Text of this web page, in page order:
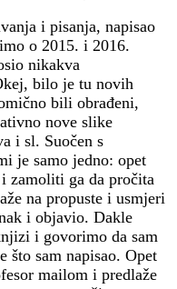
i pisanja, napisao
o 2015. i 2016.
nikakva
bilo je tu novih
bili obrađeni,
nove slike
i sl. Suočen s
je samo jedno: opet
zamoliti ga da pročita
na propuste i usmjeri
i objavio. Dakle
i govorimo da sam
što sam napisao. Opet
mailom i predlaže